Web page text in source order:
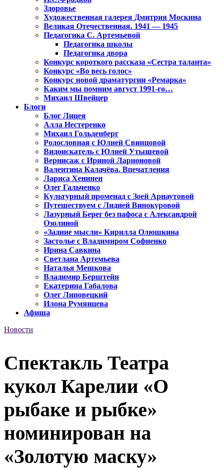
Здоровье
Художественная галерея Дмитрия Москина
Великая Отечественная. 1941 — 1945
Педагогика С. Артемьевой
Педагогика школы
Педагогика двора
Конкурс короткого рассказа «Сестра таланта»
Конкурс «Во весь голос»
Конкурс новой драматургии «Ремарка»
Каким мы помним август 1991-го…
Михаил Швейцер
Блоги
Блог Лицея
Алла Нестеренко
Михаил Гольденберг
Родословная с Юлией Свинцовой
Видоискатель с Юлией Утышевой
Вернисаж с Ириной Ларионовой
Валентина Калачёва. Впечатления
Лариса Хенинен
Олег Гальченко
Культурный променад с Зоей Арнаутовой
Путешествуем с Лидией Винокуровой
Лазурный Берег без пафоса с Александрой
Озолиной
«Задние мысли» Кирилла Олюшкина
Застолье с Владимиром Софиенко
Ирина Савкина
Светлана Артемьева
Наталья Мешкова
Владимир Берштейн
Екатерина Габалова
Олег Липовецкий
Илона Румянцева
Афиша
Новости
Спектакль Театра
кукол Карелии «О
рыбаке и рыбке»
номинирован на
«Золотую маску»